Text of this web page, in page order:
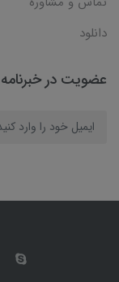
دانلود
عضویت در خبرنامه